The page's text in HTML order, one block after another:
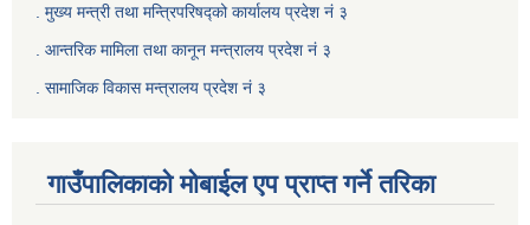
मुख्य मन्त्री तथा मन्त्रिपरिषद्को कार्यालय प्रदेश नं ३
आन्तरिक मामिला तथा कानून मन्त्रालय प्रदेश नं ३
सामाजिक विकास मन्त्रालय प्रदेश नं ३
गाउँपालिकाको मोबाईल एप प्राप्त गर्ने तरिका